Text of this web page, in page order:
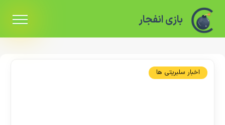
بازی انفجار
اخبار سلبریتی ها